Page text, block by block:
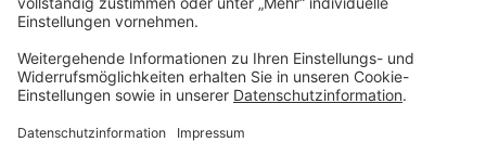
Service-Hotline
Shop Service
Informationen